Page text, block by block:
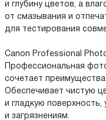
и глубину цветов, а
от смазывания и
для тестирования
Canon Professional
Профессиональная
сочетает
Обеспечивает чистую
и гладкую поверхность,
и загрязнениям.